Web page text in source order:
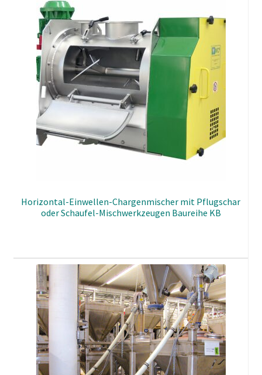
Horizontal-Einwellen-Chargenmischer mit Pflugschar
oder Schaufel-Mischwerkzeugen Baureihe KB